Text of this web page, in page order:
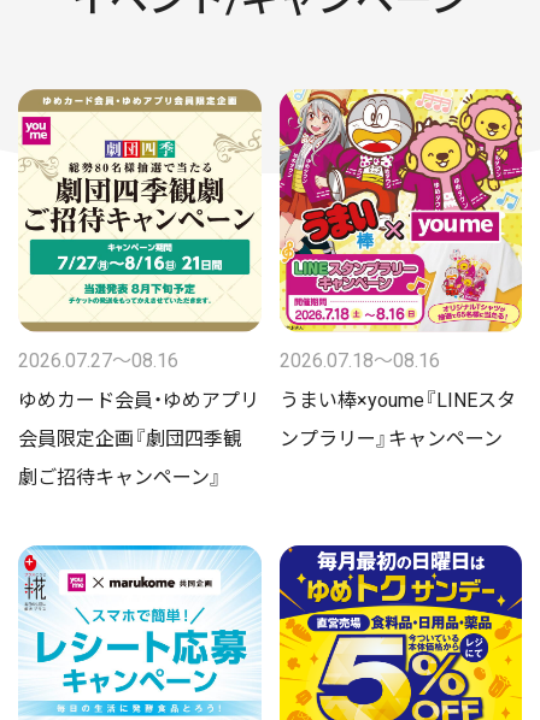
2026.07.27〜08.16
ゆめカード会員・ゆめアプリ
会員限定企画『劇団四季観
劇ご招待キャンペーン』
2026.07.18〜08.16
うまい棒×youme『LINEスタ
ンプラリー』キャンペーン